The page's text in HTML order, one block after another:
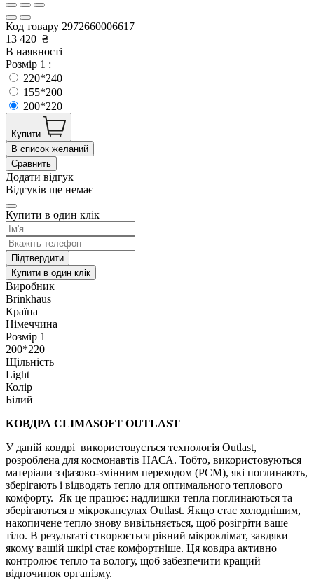
Код товару 2972660006617
13 420 ₴
В наявності
Розмір 1 :
220*240
155*200
200*220
Купити
В список желаний
Сравнить
Додати відгук
Відгуків ще немає
Купити в один клік
Підтвердити
Купити в один клік
Виробник
Brinkhaus
Країна
Німеччина
Розмір 1
200*220
Щільність
Light
Колір
Білий
КОВДРА CLIMASOFT OUTLAST
У даній ковдрі використовується технологія Outlast,
розроблена для космонавтів НАСА. Тобто, використовуються
матеріали з фазово-змінним переходом (PCM), які поглинають,
зберігають і відводять тепло для оптимального теплового
комфорту. Як це працює: надлишки тепла поглинаються та
зберігаються в мікрокапсулах Outlast. Якщо стає холоднішим,
накопичене тепло знову вивільняється, щоб розігріти ваше
тіло. В результаті створюється рівний мікроклімат, завдяки
якому вашій шкірі стає комфортніше. Ця ковдра активно
контролює тепло та вологу, щоб забезпечити кращий
відпочинок організму.